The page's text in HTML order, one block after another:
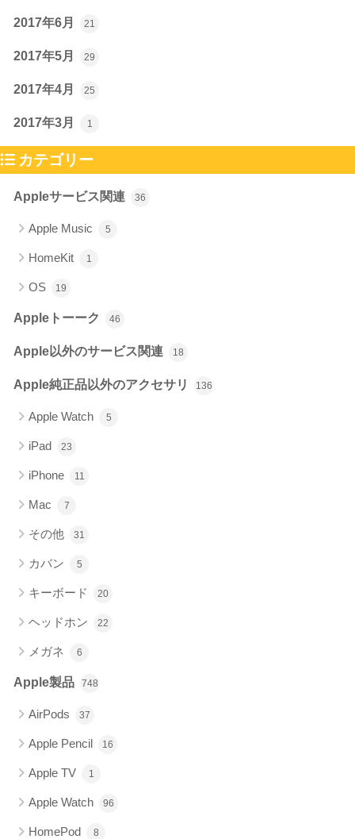
2017年6月 21
2017年5月 29
2017年4月 25
2017年3月 1
カテゴリー
Appleサービス関連 36
Apple Music 5
HomeKit 1
OS 19
Appleトーーク 46
Apple以外のサービス関連 18
Apple純正品以外のアクセサリ 136
Apple Watch 5
iPad 23
iPhone 11
Mac 7
その他 31
カバン 5
キーボード 20
ヘッドホン 22
メガネ 6
Apple製品 748
AirPods 37
Apple Pencil 16
Apple TV 1
Apple Watch 96
HomePod 8